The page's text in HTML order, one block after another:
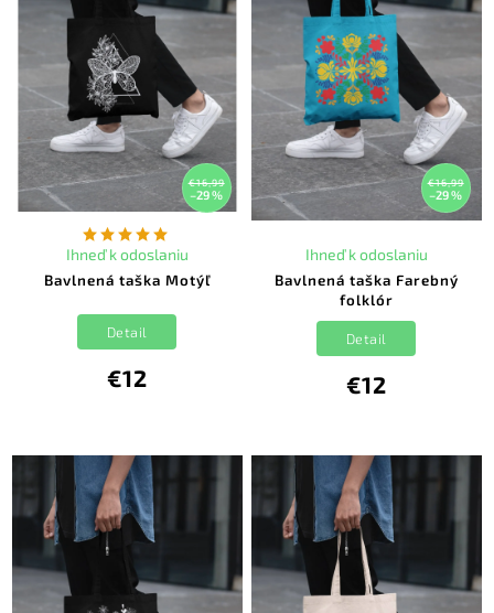
€16,99
–29 %
Bavlnená taška Motýľ
Ihneď k odoslaniu
€12
Detail
€16,99
–29 %
Bavlnená taška Farebný
folklór
Ihneď k odoslaniu
€12
Detail